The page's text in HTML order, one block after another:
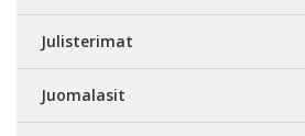
Julisterimat
Juomalasit